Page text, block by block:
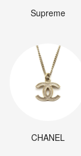
Supreme
CHANEL